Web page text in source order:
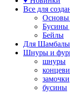
Все для
Основы
Бусины
Бейлы
Для
Шнуры и
шнуры
замочки
бусины